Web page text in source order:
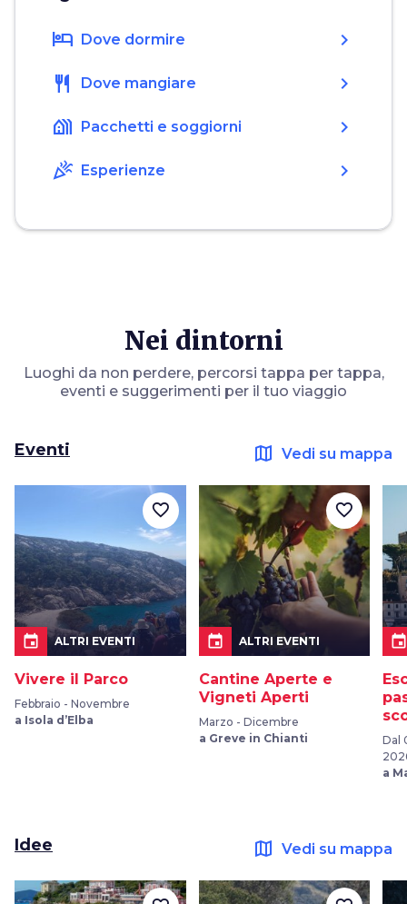
hotel Dove dormire chevron_right
restaurant Dove mangiare chevron_right
holiday_village Pacchetti e soggiorni chevron_right
celebration Esperienze chevron_right
Nei dintorni
Luoghi da non perdere, percorsi tappa per tappa,
eventi e suggerimenti per il tuo viaggio
Eventi map Vedi su mappa
event ALTRI EVENTI
Vivere il Parco
Febbraio - Novembre
a Isola d’Elba
favorite_border
event ALTRI EVENTI
Cantine Aperte e
Vigneti Aperti
Marzo - Dicembre
a Greve in Chianti
favorite_border
Dal
a
Idee map Vedi su mappa